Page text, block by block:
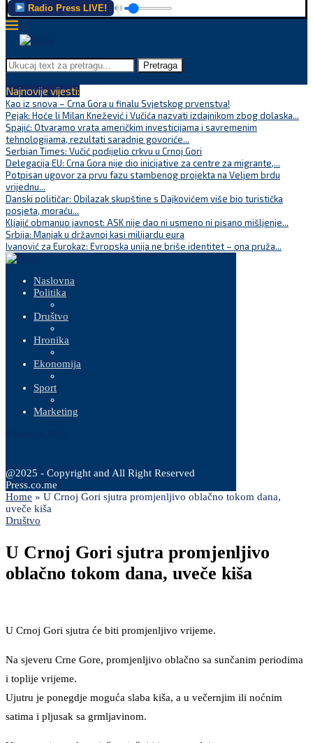
Radio Press LIVE!
Pretraga
Najnovije vijesti:
Kao iz snova – Crna Gora u finalu Svjetskog prvenstva!
Pejak: Hoće li Milan Knežević i Vučića nazvati izdajnikom zbog dolaska...
Spajić: Otvaramo vrata američkim investicijama i savremenim
tehnologijama, rezultati saradnje govoriće...
Serbian Times: Vučić podijelio crkvu u Crnoj Gori
Delegacija EU: Crna Gora nije dio inicijative za centre za migrante,...
Potpisan ugovor za prvu fazu stambenog projekta na Veljem brdu
vrijednu...
Danski političar: Obilazak skupštine s Dajkovićem više bio turistička
posjeta, moraću...
Kljajić obmanuo javnost: ASK nije dao ni usmeno ni pisano mišljenje...
Srbija: Manjak u državnoj kasi milijardu eura
Ivanović za Eurokaz: Evropska unija ne briše identitet – ona pruža...
Naslovna
Politika
Društvo
Hronika
Ekonomija
Sport
Marketing
@2025 - Copyright and All Right Reserved
Press.co.me
Home » U Crnoj Gori sjutra promjenljivo oblačno tokom dana,
uveče kiša
Društvo
U Crnoj Gori sjutra promjenljivo
oblačno tokom dana, uveče kiša
U Crnoj Gori sjutra će biti promjenljivo vrijeme.
Na sjeveru Crne Gore, promjenljivo oblačno sa sunčanim periodima
i toplije vrijeme.
Ujutru je ponegdje moguća slaba kiša, a u večernjim ili noćnim
satima i pljusak sa grmljavinom.